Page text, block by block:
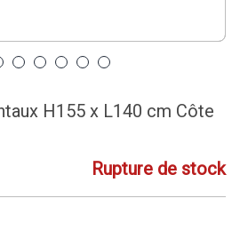
H155 x L140 cm Côte
Rupture de stock